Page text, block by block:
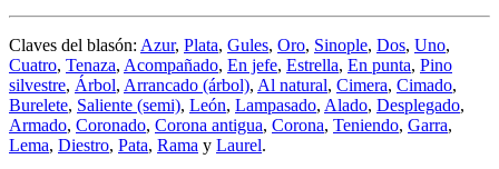
Claves del blasón: Azur, Plata, Gules, Oro, Sinople, Dos, Uno,
Cuatro, Tenaza, Acompañado, En jefe, Estrella, En punta, Pino
silvestre, Árbol, Arrancado (árbol), Al natural, Cimera, Cimado,
Burelete, Saliente (semi), León, Lampasado, Alado, Desplegado,
Armado, Coronado, Corona antigua, Corona, Teniendo, Garra,
Lema, Diestro, Pata, Rama y Laurel.